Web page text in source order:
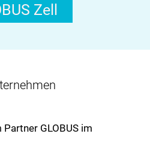
Zell
GLOBUS im